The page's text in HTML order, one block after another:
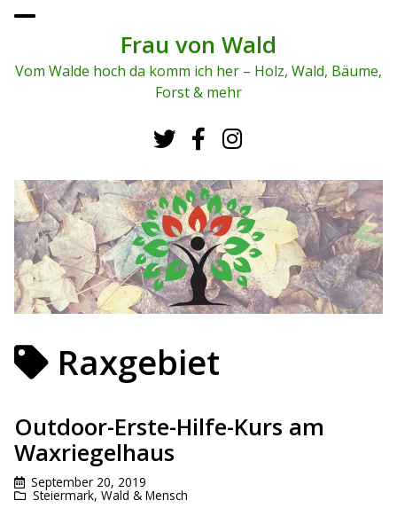
To
me
Frau von Wald
Vom Walde hoch da komm ich her – Holz, Wald, Bäume,
Forst & mehr
Raxgebiet
Outdoor-Erste-Hilfe-Kurs am
Waxriegelhaus
September 20, 2019
Steiermark, Wald & Mensch